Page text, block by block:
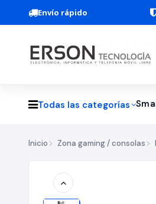
Envío rápido
Todas las categorías
Inicio Zona gaming / consolas